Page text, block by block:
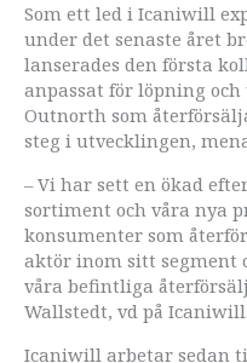
Som ett led i Icaniwill
under det senaste året
lanserades den första
anpassat för löpning
Outnorth som
steg i utvecklingen,
– Vi har sett en ökad
sortiment och våra nya
konsumenter som
aktör inom sitt
våra befintliga
Wallstedt, vd på Icaniwill.
Icaniwill arbetar sedan